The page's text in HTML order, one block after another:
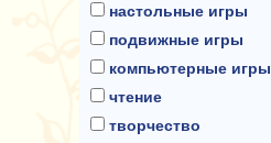
настольные игры
подвижные игры
компьютерные игры
чтение
творчество